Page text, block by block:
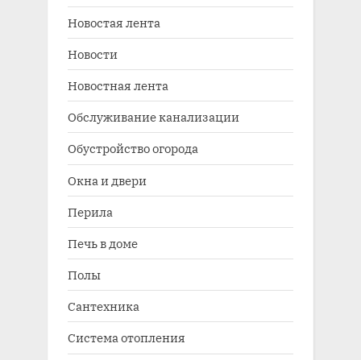
Новостая лента
Новости
Новостная лента
Обслуживание канализации
Обустройство огорода
Окна и двери
Перила
Печь в доме
Полы
Сантехника
Система отопления